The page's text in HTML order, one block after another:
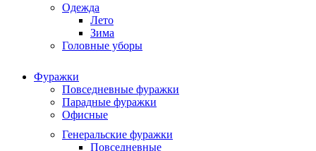
Одежда
Лето
Зима
Головные уборы
Фуражки
Повседневные фуражки
Парадные фуражки
Офисные
Генеральские фуражки
Повседневные